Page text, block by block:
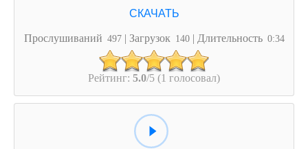
Прослушиваний 497 | Загрузок 140 | Длительность 0:34
Рейтинг: 5.0/5 (1 голосовал)